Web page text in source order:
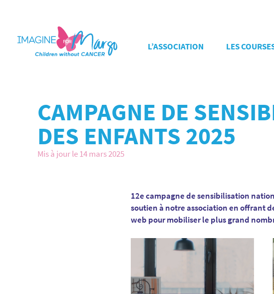
L’ASSOCIATION LES
CAMPAGNE DE
DES ENFANTS 2025
Mis à jour le 14 mars 2025
12e campagne de sensibilisation
soutien à notre association en offrant
web pour mobiliser le plus grand